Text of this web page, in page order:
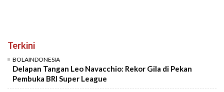
Terkini
BOLAINDONESIA
Delapan Tangan Leo Navacchio: Rekor Gila di Pekan
Pembuka BRI Super League